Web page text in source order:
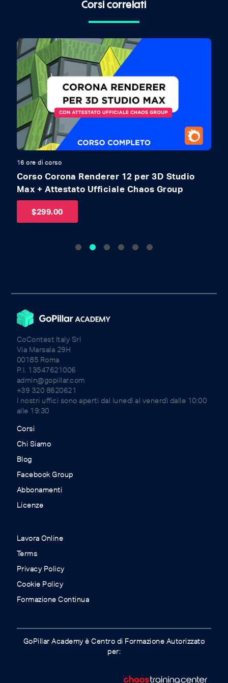
Corsi correlati
16 ore di corso
Corso Corona Renderer 12 per 3D Studio
Max + Attestato Ufficiale Chaos Group
$299.00
CoContest Italy Srl
Via Marsala 29H
00185 Roma
P.I. 13547621006
admin@gopillar.com
+39 320 8620621
I nostri uffici sono aperti dal lunedì al venerdì dalle 10:00
alle 19:30
Corsi
Chi Siamo
Blog
Facebook Group
Abbonamenti
Licenze
Lavora Online
Terms
Privacy Policy
Cookie Policy
Formazione Continua
GoPillar Academy è Centro di Formazione Autorizzato
per: